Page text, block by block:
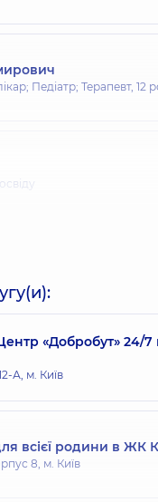
Педіатр; Терапевт, 12
Гастроентеролог;
24 років досвіду
«Добробут» 24/7
А, м. Київ
всієї родини в ЖК
8, м. Київ